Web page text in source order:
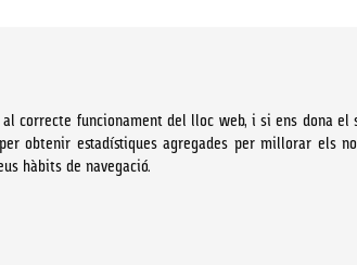
cultura
correcte funcionament del lloc web, i si ens dona el
obtenir estadístiques agregades per millorar els
hàbits de navegació.